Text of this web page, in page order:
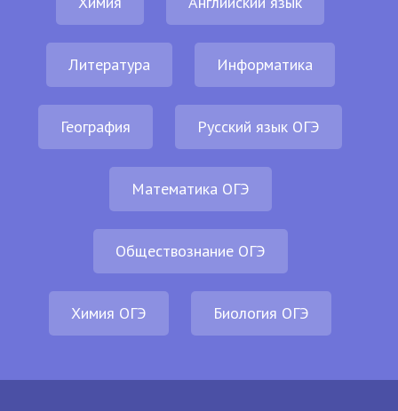
Литература Информатика
География Русский язык ОГЭ
Математика ОГЭ
Обществознание ОГЭ
Химия ОГЭ Биология ОГЭ